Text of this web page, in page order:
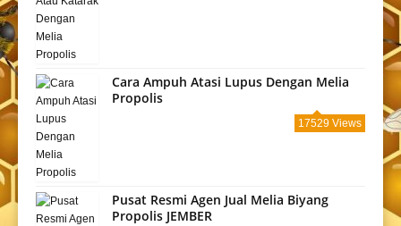
Cara Ampuh Atasi Lupus Dengan Melia
Propolis
17529 Views
Pusat Resmi Agen Jual Melia Biyang
Propolis JEMBER